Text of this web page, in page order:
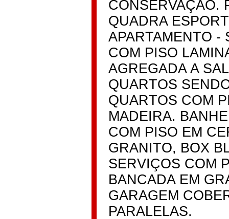
CONSERVAÇÃO.
QUADRA
APARTAMENTO -
COM PISO
AGREGADA A
QUARTOS
QUARTOS COM
MADEIRA.
COM PISO EM
GRANITO, BOX
SERVIÇOS COM
BANCADA EM
GARAGEM
PARALELAS.